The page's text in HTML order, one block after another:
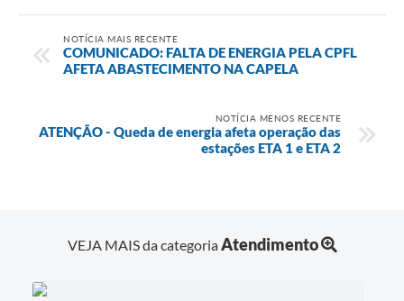
NOTÍCIA MAIS RECENTE
COMUNICADO: FALTA DE ENERGIA PELA CPFL
AFETA ABASTECIMENTO NA CAPELA
NOTÍCIA MENOS RECENTE
ATENÇÃO - Queda de energia afeta operação das
estações ETA 1 e ETA 2
VEJA MAIS da categoriaAtendimento